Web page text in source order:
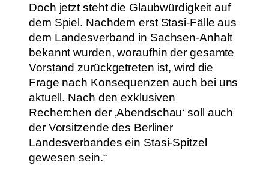
Doch jetzt steht die Glaubwürdigkeit auf
dem Spiel. Nachdem erst Stasi-Fälle aus
dem Landesverband in Sachsen-Anhalt
bekannt wurden, woraufhin der gesamte
Vorstand zurückgetreten ist, wird die
Frage nach Konsequenzen auch bei uns
aktuell. Nach den exklusiven
Recherchen der ‚Abendschau‘ soll auch
der Vorsitzende des Berliner
Landesverbandes ein Stasi-Spitzel
gewesen sein.“